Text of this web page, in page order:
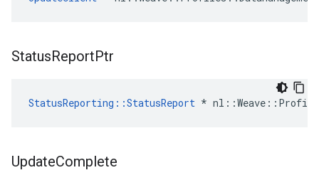
StatusReportPtr
StatusReporting::StatusReport *
UpdateComplete